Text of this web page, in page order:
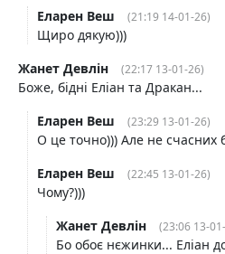
Еларен Веш
(21:19 14-01-26)
Щиро дякую)))
Жанет Девлін
(22:17 13-01-26)
Боже, бідні Еліан та Дракан...
Еларен Веш
(23:29 13-01-26)
О це точно))) Але не счасних
Еларен Веш
(22:45 13-01-26)
Чому?)))
Жанет Девлін
(23:06 13-
Бо обоє нєжинки... Еліан